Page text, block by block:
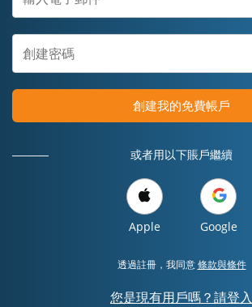
創建我的免費帳戶
或者用以下賬戶繼續
Apple Google
透過註冊，我同意條款與條件
您是現有用戶嗎？請登入